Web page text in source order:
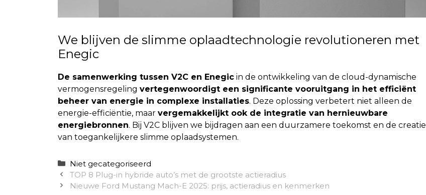
We blijven de slimme oplaadtechnologie revolutioneren met
Enegic
De samenwerking tussen V2C en Enegicin de ontwikkeling van de cloud-dynamische
vermogensregeling vertegenwoordigt een significante vooruitgang in het efficiënt
beheer van energie in complexe installaties. Deze oplossing verbetert niet alleen de
energie-efficiëntie, maar vergemakkelijkt ook de integratie van hernieuwbare
energiebronnen. Bij V2C blijven we bijdragen aan een duurzamere toekomst en de creatie
van toegankelijkere slimme oplaadsystemen.
Categorieën
Niet gecategoriseerd
TOP 8 Plug-in hybride auto’s met de grootste actieradius
Nieuwe Ford Mustang Mach-E 2025: prijs, actieradius en kenmerken